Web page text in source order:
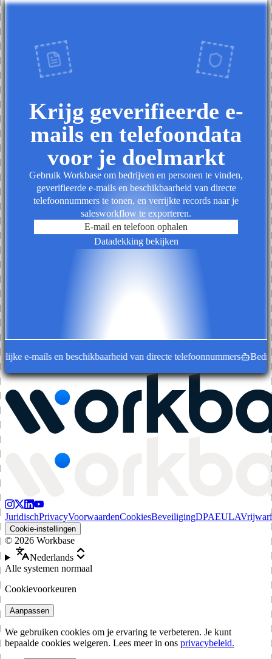
Krijg geverifieerde e-
mails en telefoondata
voor je doelmarkt
Gebruik Workbase om bedrijven en personen te vinden,
geverifieerde e-mails en beschikbaarheid van directe
telefoonnummers te tonen, en verrijkte records naar je
salesworkflow te exporteren.
E-mail en telefoon ophalen
Datadekking bekijken
e-mails en beschikbaarheid van directe telefoonnummers
JuridischPrivacyVoorwaardenCookiesBeveiligingDPAEULA
Cookie-instellingen
© 2026 Workbase
Nederlands
Alle systemen normaal
Cookievoorkeuren
Aanpassen
We gebruiken cookies om je ervaring te verbeteren. Je kunt
bepaalde cookies weigeren. Lees meer in ons privacybeleid.